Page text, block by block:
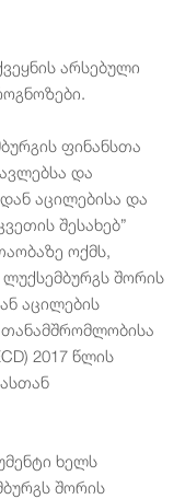
არსებული
ფინანსთა
და
აცილებისა და
შესახებ”
ოქმს,
შორის
აცილების
თანამშრომლობისა
2017 წლის
ხელს
შორის